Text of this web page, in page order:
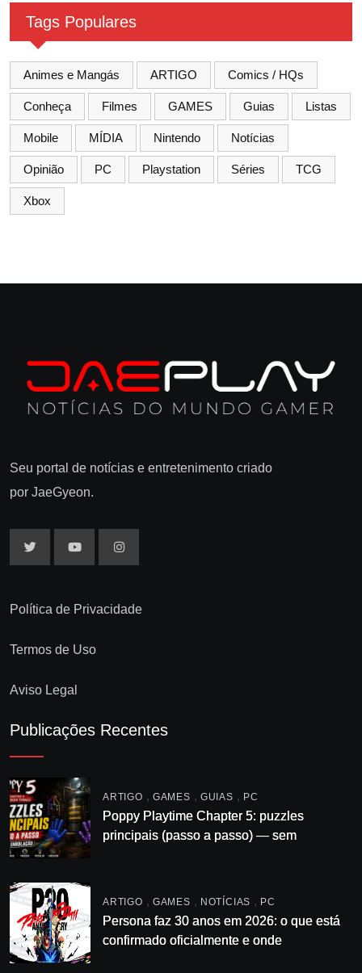
Tags Populares
Animes e Mangás ARTIGO Comics / HQs
Conheça Filmes GAMES Guias Listas
Mobile MÍDIA Nintendo Notícias
Opinião PC Playstation Séries TCG
Xbox
Seu portal de notícias e entretenimento criado
por JaeGyeon.
Política de Privacidade
Termos de Uso
Aviso Legal
Publicações Recentes
ARTIGO , GAMES , GUIAS , PC
Poppy Playtime Chapter 5: puzzles
principais (passo a passo) — sem
ARTIGO , GAMES , NOTÍCIAS , PC
Persona faz 30 anos em 2026: o que está
confirmado oficialmente e onde